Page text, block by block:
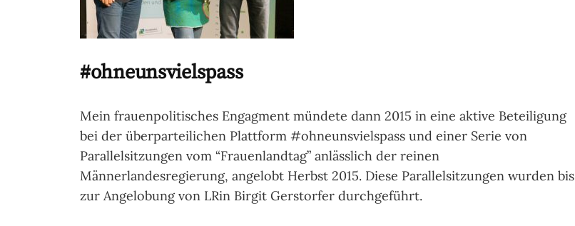
#ohneunsvielspass
Mein frauenpolitisches Engagment mündete dann 2015 in eine aktive Beteiligung
bei der überparteilichen Plattform #ohneunsvielspass und einer Serie von
Parallelsitzungen vom “Frauenlandtag” anlässlich der reinen
Männerlandesregierung, angelobt Herbst 2015. Diese Parallelsitzungen wurden bis
zur Angelobung von LRin Birgit Gerstorfer durchgeführt.